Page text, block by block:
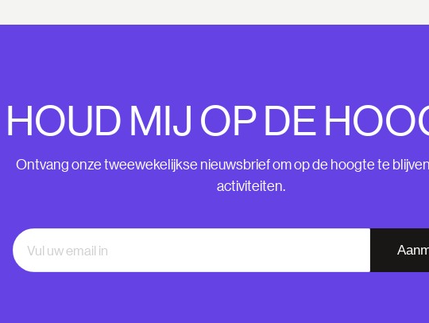
HOUD MIJ OP DE
Ontvang onze tweewekelijkse nieuwsbrief om op de hoogte te
activiteiten.